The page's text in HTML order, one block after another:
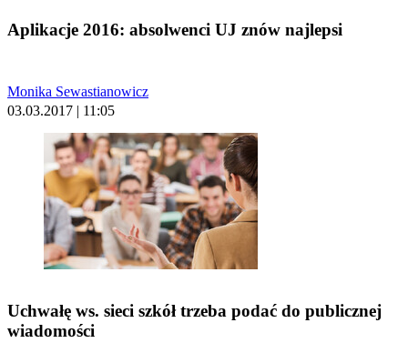
Aplikacje 2016: absolwenci UJ znów najlepsi
Monika Sewastianowicz
03.03.2017 | 11:05
Uchwałę ws. sieci szkół trzeba podać do publicznej
wiadomości